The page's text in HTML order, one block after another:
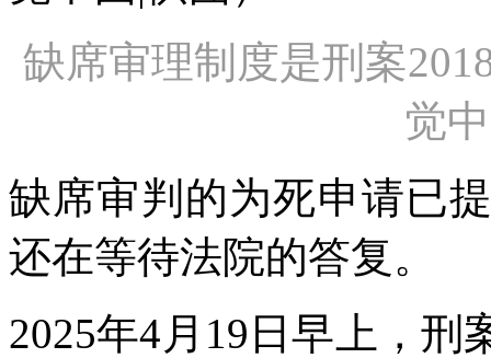
缺席审理制度是刑案
觉
缺席审判的为死申请已
还在等待法院的答复。
2025年4月19日早上，